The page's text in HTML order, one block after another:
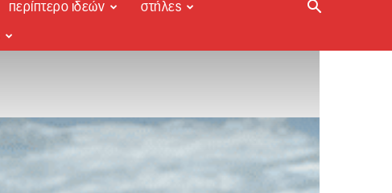
περίπτερο ιδεών στήλες